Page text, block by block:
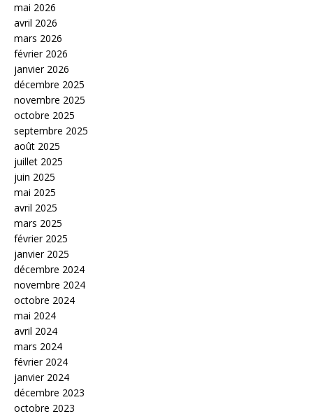
mai 2026
avril 2026
mars 2026
février 2026
janvier 2026
décembre 2025
novembre 2025
octobre 2025
septembre 2025
août 2025
juillet 2025
juin 2025
mai 2025
avril 2025
mars 2025
février 2025
janvier 2025
décembre 2024
novembre 2024
octobre 2024
mai 2024
avril 2024
mars 2024
février 2024
janvier 2024
décembre 2023
octobre 2023